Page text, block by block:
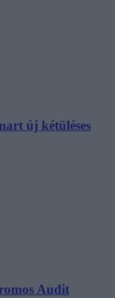
új kétüléses
Audit